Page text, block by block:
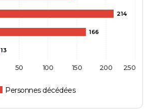
214
166
13
Personnes décédées
50 100 150 200 250